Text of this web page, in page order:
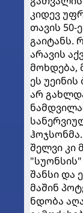
კიდევ
თავის 50-
გაიტანს.
არავის
მოხდება,
ეს
არ
ჰოჯსონმა.
შელვი კი
შანსი და
მაშინ
ნდობა